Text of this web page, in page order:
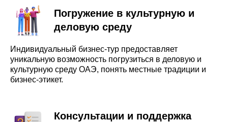
Погружение в культурную и
деловую среду
Индивидуальный бизнес-тур предоставляет
уникальную возможность погрузиться в деловую и
культурную среду ОАЭ, понять местные традиции и
бизнес-этикет.
Консультации и поддержка